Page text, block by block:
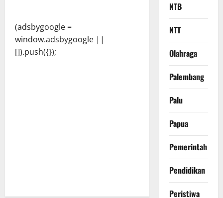
(adsbygoogle =
window.adsbygoogle ||
[]).push({});
NTB
NTT
Olahraga
Palembang
Palu
Papua
Pemerintah
Pendidikan
Peristiwa